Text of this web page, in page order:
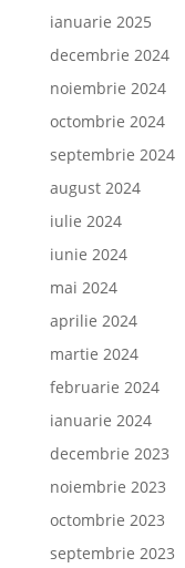
ianuarie 2025
decembrie 2024
noiembrie 2024
octombrie 2024
septembrie 2024
august 2024
iulie 2024
iunie 2024
mai 2024
aprilie 2024
martie 2024
februarie 2024
ianuarie 2024
decembrie 2023
noiembrie 2023
octombrie 2023
septembrie 2023